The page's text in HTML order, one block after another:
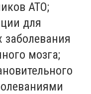
АТО;
для
мозга;